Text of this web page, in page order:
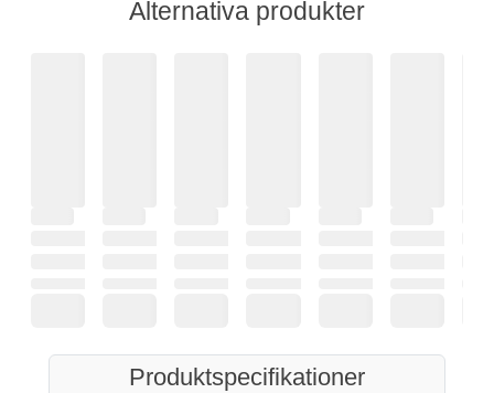
Alternativa produkter
Produktspecifikationer